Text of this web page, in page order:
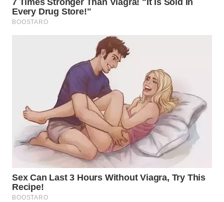
LABUHANBATU
WN
TEBING
TINGGI
WN
PAKPAK